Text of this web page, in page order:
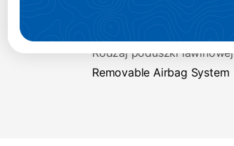
Rodzaj poduszki lawinowej
Removable Airbag System